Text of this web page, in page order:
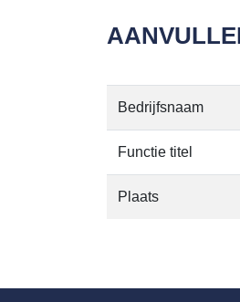
Bedrijfsnaam
Functie titel
Plaats